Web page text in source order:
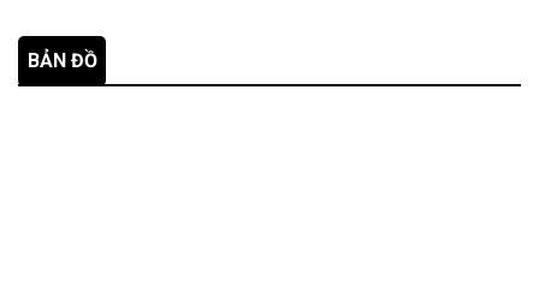
BẢN ĐỒ